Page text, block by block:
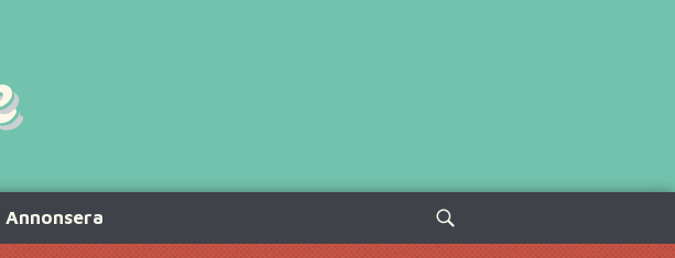
Annonsera
Sök
efter: